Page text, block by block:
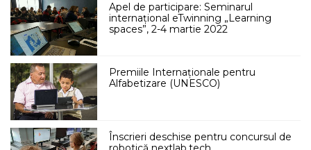
Apel de participare: Seminarul
internațional eTwinning „Learning
spaces”, 2-4 martie 2022
Premiile Internaționale pentru
Alfabetizare (UNESCO)
Înscrieri deschise pentru concursul de